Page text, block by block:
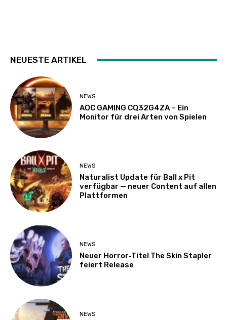
NEUESTE ARTIKEL
NEWS
AOC GAMING CQ32G4ZA – Ein
Monitor für drei Arten von Spielen
NEWS
Naturalist Update für Ball x Pit
verfügbar — neuer Content auf allen
Plattformen
NEWS
Neuer Horror‑Titel The Skin Stapler
feiert Release
NEWS